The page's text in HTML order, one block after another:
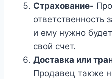
Страхование-
ответственность
и ему нужно
свой счет.
Доставка или
Продавец также